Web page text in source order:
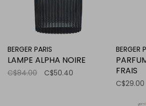
BERGER PARIS
LAMPE ALPHA NOIRE
C$84.00 C$50.40
BERGER
FRAIS
C$29.00